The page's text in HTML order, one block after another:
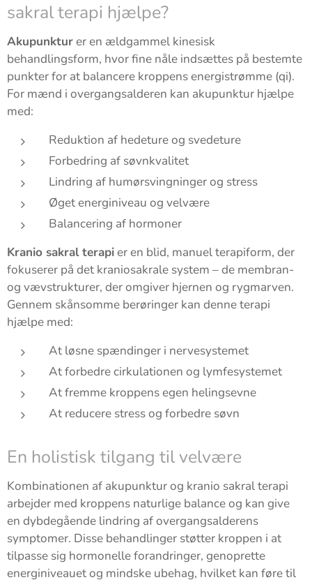
sakral terapi hjælpe?
Akupunkturer en ældgammel kinesisk
behandlingsform, hvor fine nåle indsættes på bestemte
punkter for at balancere kroppens energistrømme (qi).
For mænd i overgangsalderen kan akupunktur hjælpe
med:
Reduktion af hedeture og svedeture
Forbedring af søvnkvalitet
Lindring af humørsvingninger og stress
Øget energiniveau og velvære
Balancering af hormoner
Kranio sakral terapier en blid, manuel terapiform, der
fokuserer på det kraniosakrale system – de membran-
og vævstrukturer, der omgiver hjernen og rygmarven.
Gennem skånsomme berøringer kan denne terapi
hjælpe med:
At løsne spændinger i nervesystemet
At forbedre cirkulationen og lymfesystemet
At fremme kroppens egen helingsevne
At reducere stress og forbedre søvn
En holistisk tilgang til velvære
Kombinationen af akupunktur og kranio sakral terapi
arbejder med kroppens naturlige balance og kan give
en dybdegående lindring af overgangsalderens
symptomer. Disse behandlinger støtter kroppen i at
tilpasse sig hormonelle forandringer, genoprette
energiniveauet og mindske ubehag, hvilket kan føre til